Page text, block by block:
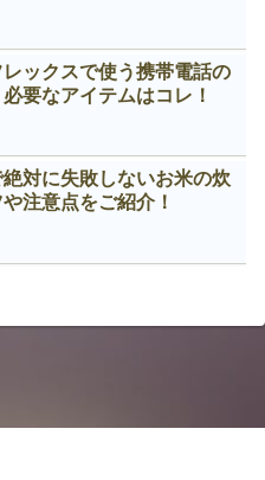
ックスで使う携帯電話の
要なアイテムはコレ！
対に失敗しないお米の炊
注意点をご紹介！